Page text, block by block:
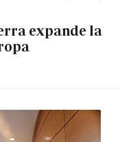
expande la